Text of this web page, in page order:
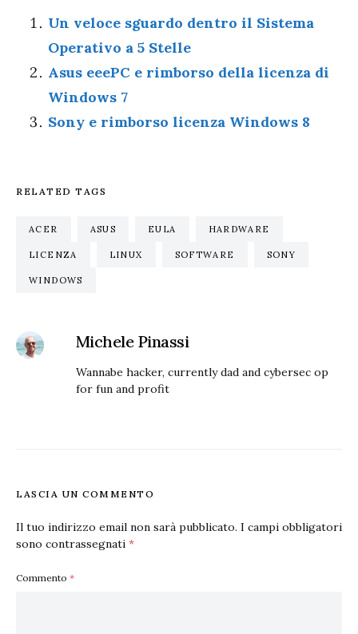
Un veloce sguardo dentro il Sistema
Operativo a 5 Stelle
Asus eeePC e rimborso della licenza di
Windows 7
Sony e rimborso licenza Windows 8
RELATED TAGS
ACER ASUS EULA HARDWARE
LICENZA LINUX SOFTWARE SONY
WINDOWS
Michele Pinassi
Wannabe hacker, currently dad and cybersec op
for fun and profit
LASCIA UN COMMENTO
Il tuo indirizzo email non sarà pubblicato. I campi obbligatori
sono contrassegnati *
Commento *